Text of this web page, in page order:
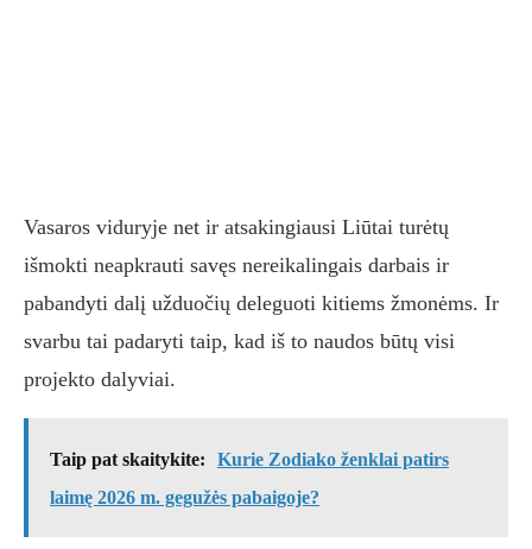
Vasaros viduryje net ir atsakingiausi Liūtai turėtų
išmokti neapkrauti savęs nereikalingais darbais ir
pabandyti dalį užduočių deleguoti kitiems žmonėms. Ir
svarbu tai padaryti taip, kad iš to naudos būtų visi
projekto dalyviai.
Taip pat skaitykite:
Kurie Zodiako ženklai patirs
laimę 2026 m. gegužės pabaigoje?